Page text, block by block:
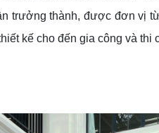
trưởng thành, được đơn vị
kế cho đến gia công và thi